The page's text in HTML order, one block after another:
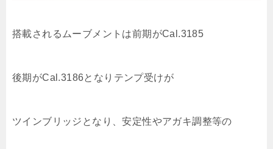
搭載されるムーブメントは前期がCal.3185
後期がCal.3186となりテンプ受けが
ツインブリッジとなり、安定性やアガキ調整等の